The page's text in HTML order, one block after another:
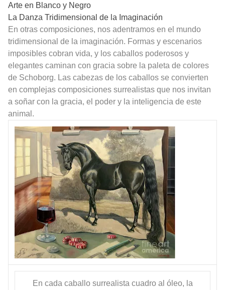
Arte en Blanco y Negro
La Danza Tridimensional de la Imaginación
En otras composiciones, nos adentramos en el mundo
tridimensional de la imaginación. Formas y escenarios
imposibles cobran vida, y los caballos poderosos y
elegantes caminan con gracia sobre la paleta de colores
de Schoborg. Las cabezas de los caballos se convierten
en complejas composiciones surrealistas que nos invitan
a soñar con la gracia, el poder y la inteligencia de este
animal.
En cada caballo surrealista cuadro al óleo, la